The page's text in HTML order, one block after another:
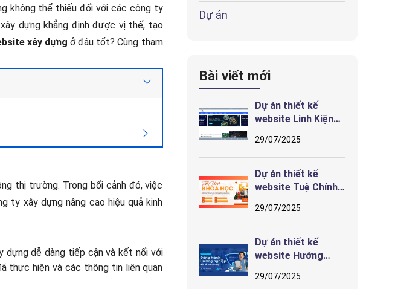
không thể thiếu đối với các công ty
dựng khẳng định được vị thế, tạo
xây dựng ở đâu tốt? Cùng tham
thị trường. Trong bối cảnh đó, việc
ty xây dựng nâng cao hiệu quả kinh
dễ dàng tiếp cận và kết nối với
thực hiện và các thông tin liên quan
Dự án
Bài viết mới
Dự án thiết kế
website Linh Kiện
29/07/2025
Dự án thiết kế
website Tuệ Chính
cảm hứng học tiếng
Anh nhi đồng tại
Hải Phòng
29/07/2025
Dự án thiết kế
website Hướng
Giao diện định
29/07/2025